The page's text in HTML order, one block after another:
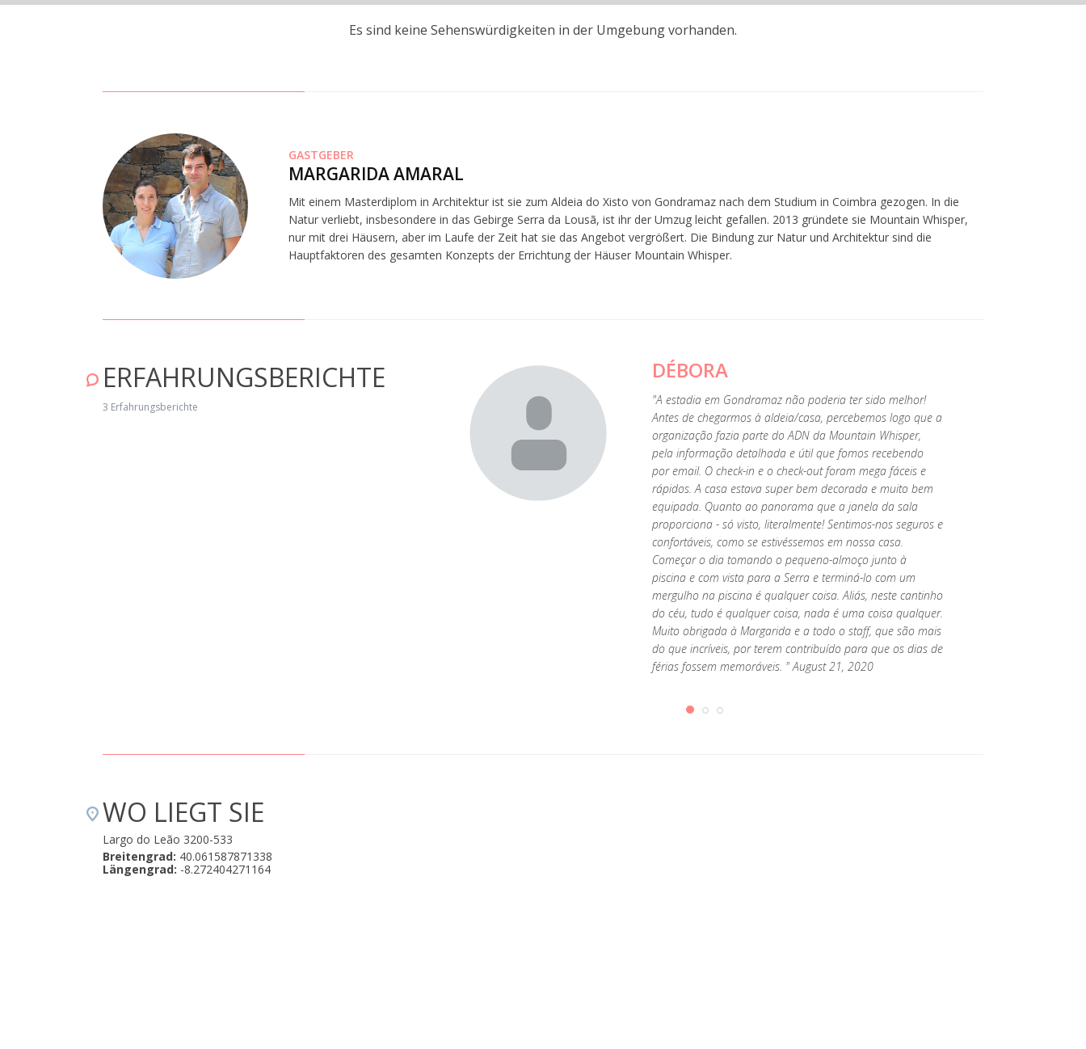
Es sind keine Sehenswürdigkeiten in der Umgebung vorhanden.
GASTGEBER
MARGARIDA AMARAL
Mit einem Masterdiplom in Architektur ist sie zum Aldeia do Xisto von Gondramaz nach dem Studium in Coimbra gezogen. In die
Natur verliebt, insbesondere in das Gebirge Serra da Lousã, ist ihr der Umzug leicht gefallen. 2013 gründete sie Mountain Whisper,
nur mit drei Häusern, aber im Laufe der Zeit hat sie das Angebot vergrößert. Die Bindung zur Natur und Architektur sind die
Hauptfaktoren des gesamten Konzepts der Errichtung der Häuser Mountain Whisper.
ERFAHRUNGSBERICHTE
3 Erfahrungsberichte
MARLENE
"Tudo muito bom. Perfeito! " Januar 28, 2020
DÉBORA
"A estadia em Gondramaz não poderia ter sido melhor!
Antes de chegarmos à aldeia/casa, percebemos logo que a
organização fazia parte do ADN da Mountain Whisper,
pela informação detalhada e útil que fomos recebendo
por email. O check-in e o check-out foram mega fáceis e
rápidos. A casa estava super bem decorada e muito bem
equipada. Quanto ao panorama que a janela da sala
proporciona - só visto, literalmente! Sentimos-nos seguros e
confortáveis, como se estivéssemos em nossa casa.
Começar o dia tomando o pequeno-almoço junto à
piscina e com vista para a Serra e terminá-lo com um
mergulho na piscina é qualquer coisa. Aliás, neste cantinho
do céu, tudo é qualquer coisa, nada é uma coisa qualquer.
Muito obrigada à Margarida e a todo o staff, que são mais
do que incríveis, por terem contribuído para que os dias de
férias fossem memoráveis. " August 21, 2020
WO LIEGT SIE
Largo do Leão 3200-533
Breitengrad: 40.061587871338
Längengrad: -8.272404271164